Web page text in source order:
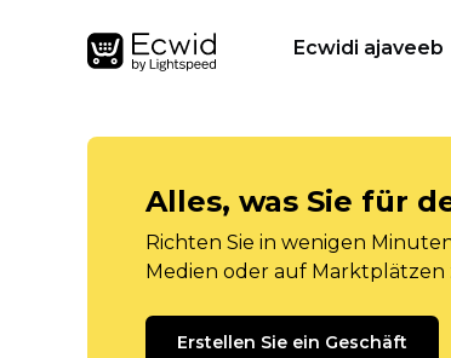
Ecwidi ajaveeb
Alles, was Sie für
Richten Sie in wenigen
Medien oder auf Marktplätzen
Erstellen Sie ein Geschäft